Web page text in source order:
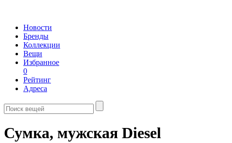
Новости
Бренды
Коллекции
Вещи
Избранное
0
Рейтинг
Адреса
Сумка, мужская Diesel